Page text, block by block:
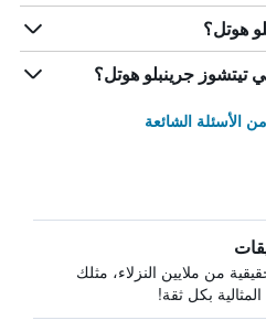
هوتل؟
تيتشوز جرينبلو هوتل؟
الأسئلة الشائعة
من ملايين النزلاء، مثلك
بكل ثقة!